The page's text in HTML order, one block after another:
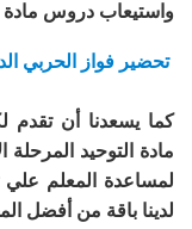
واستيعاب دروس مادة
تحضير فواز الحربي
كما يسعدنا أن تقدم
مادة التوحيد
لمساعدة المعلم علي
لدينا باقة من أفضل